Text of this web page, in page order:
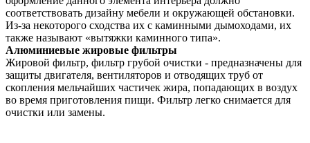
соответствовать дизайну мебели и окружающей обстановки.
Из-за некоторого сходства их с каминными дымоходами, их
также называют «вытяжки каминного типа».
Алюминиевые жировые фильтры
Жировой фильтр, фильтр грубой очистки - предназначены для
защиты двигателя, вентиляторов и отводящих труб от
скопления мельчайших частичек жира, попадающих в воздух
во время приготовления пищи. Фильтр легко снимается для
очистки или замены.